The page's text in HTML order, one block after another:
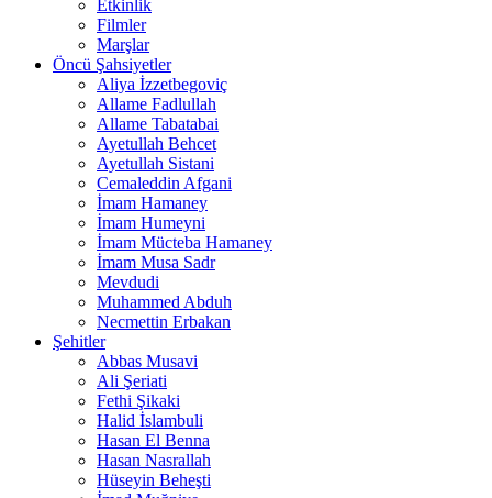
Etkinlik
Filmler
Marşlar
Öncü Şahsiyetler
Aliya İzzetbegoviç
Allame Fadlullah
Allame Tabatabai
Ayetullah Behcet
Ayetullah Sistani
Cemaleddin Afgani
İmam Hamaney
İmam Humeyni
İmam Mücteba Hamaney
İmam Musa Sadr
Mevdudi
Muhammed Abduh
Necmettin Erbakan
Şehitler
Abbas Musavi
Ali Şeriati
Fethi Şikaki
Halid İslambuli
Hasan El Benna
Hasan Nasrallah
Hüseyin Beheşti